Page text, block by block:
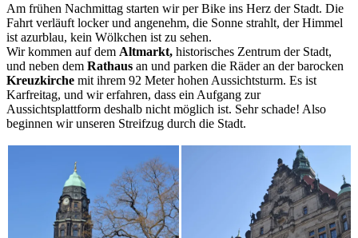
Am frühen Nachmittag starten wir per Bike ins Herz der Stadt. Die
Fahrt verläuft locker und angenehm, die Sonne strahlt, der Himmel
ist azurblau, kein Wölkchen ist zu sehen.
Wir kommen auf dem Altmarkt, historisches Zentrum der Stadt,
und neben dem Rathaus an und parken die Räder an der barocken
Kreuzkirche mit ihrem 92 Meter hohen Aussichtsturm. Es ist
Karfreitag, und wir erfahren, dass ein Aufgang zur
Aussichtsplattform deshalb nicht möglich ist. Sehr schade! Also
beginnen wir unseren Streifzug durch die Stadt.